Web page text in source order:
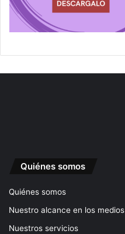
Quiénes somos
Quiénes somos
Nuestro alcance en los medios
Nuestros servicios